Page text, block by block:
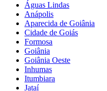
Águas Lindas
Anápolis
Aparecida de Goiânia
Cidade de Goiás
Formosa
Goiânia
Goiânia Oeste
Inhumas
Itumbiara
Jataí